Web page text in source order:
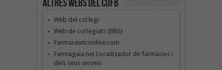
Altres webs del COFB
Web del col·legi
Web de col·legiats (BBS)
Farmaceuticonline.com
Farmaguia.net Localitzador de farmàcies i
dels seus serveis